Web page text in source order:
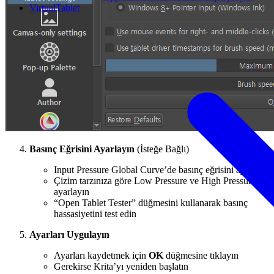
VirtualTablet
Basınç Eğrisini Ayarlayın (İsteğe Bağlı)
Input Pressure Global Curve’de basınç eğrisini ayarlayın
Çizim tarzınıza göre Low Pressure ve High Pressure’ı
ayarlayın
“Open Tablet Tester” düğmesini kullanarak basınç
hassasiyetini test edin
Ayarları Uygulayın
Ayarları kaydetmek için OKdüğmesine tıklayın
Gerekirse Krita’yı yeniden başlatın